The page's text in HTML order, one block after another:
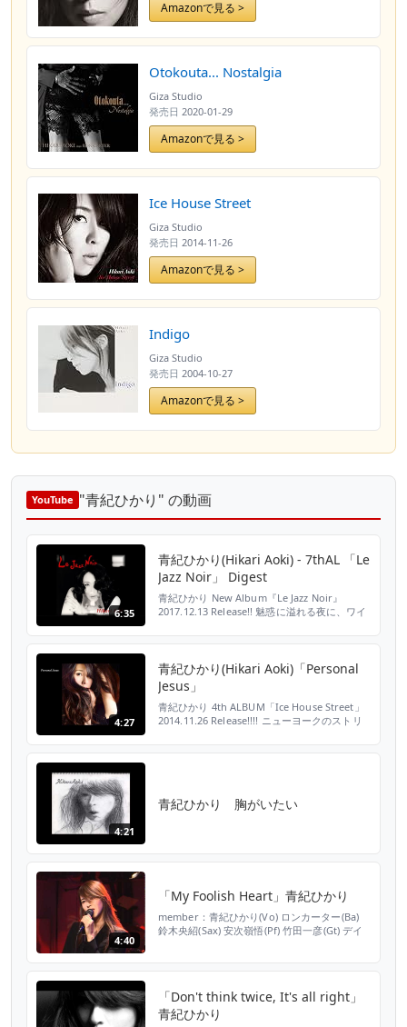
Amazonで見る >
Otokouta... Nostalgia
Giza Studio
発売日 2020-01-29
Amazonで見る >
Ice House Street
Giza Studio
発売日 2014-11-26
Amazonで見る >
Indigo
Giza Studio
発売日 2004-10-27
Amazonで見る >
YouTube "青紀ひかり" の動画
6:35
青紀ひかり(Hikari Aoki) - 7thAL 「Le
Jazz Noir」 Digest
青紀ひかり New Album『Le Jazz Noir』
2017.12.13 Release!! 魅惑に溢れる夜に、ワイ
ャジーなアレンジをまとめた前二枚のアルバム
に続き、本作は30年代前後の曲をせつなく柔
らかな...
4:27
青紀ひかり(Hikari Aoki)「Personal
Jesus」
青紀ひかり 4th ALBUM「Ice House Street」
2014.11.26 Release!!!! ニューヨークのストリ
4:21
青紀ひかり 胸がいたい
4:40
「My Foolish Heart」青紀ひかり
member：青紀ひかり(Vo) ロンカーター(Ba)
鈴木央紹(Sax) 安次嶺悟(Pf) 竹田一彦(Gt) デイ
「Don't think twice, It's all right」
青紀ひかり